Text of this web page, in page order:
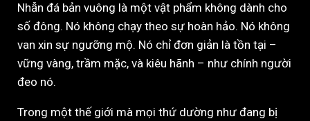
Nhẫn đá bản vuông là một vật phẩm không dành cho
số đông. Nó không chạy theo sự hoàn hảo. Nó không
van xin sự ngưỡng mộ. Nó chỉ đơn giản là tồn tại –
vững vàng, trầm mặc, và kiêu hãnh – như chính người
đeo nó.
Trong một thế giới mà mọi thứ dường như đang bị